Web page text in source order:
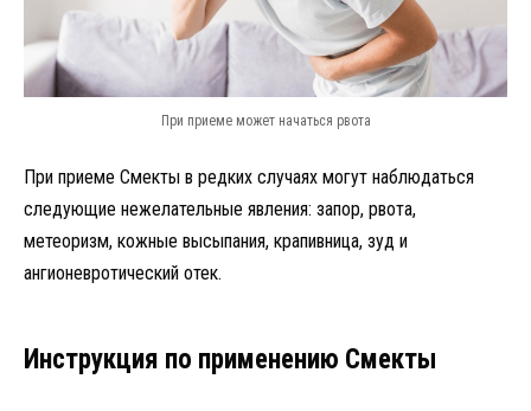
При приеме может начаться рвота
При приеме Смекты в редких случаях могут наблюдаться
следующие нежелательные явления: запор, рвота,
метеоризм, кожные высыпания, крапивница, зуд и
ангионевротический отек.
Инструкция по применению Смекты